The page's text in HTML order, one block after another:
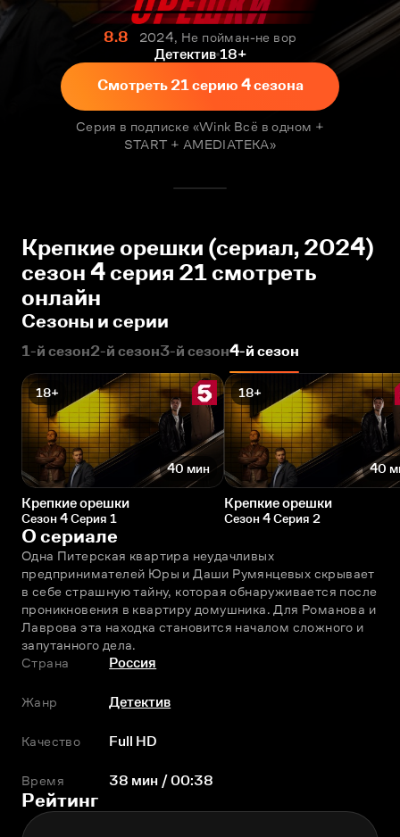
8.8
2024, Не пойман-не вор
Детектив 18+
Смотреть 21 серию 4 сезона
Серия в подписке «Wink Всё в одном +
START + AMEDIATEKA»
Крепкие орешки (сериал, 2024)
сезон 4 серия 21 смотреть
онлайн
Сезоны и серии
1-й сезон2-й сезон3-й сезон4-й сезон
18+
40 мин
Крепкие орешки
Сезон 4 Серия 1
18+
40
Крепкие орешки
Сезон 4 Серия 2
О сериале
Одна Питерская квартира неудачливых
предпринимателей Юры и Даши Румянцевых скрывает
в себе страшную тайну, которая обнаруживается после
проникновения в квартиру домушника. Для Романова и
Лаврова эта находка становится началом сложного и
запутанного дела.
Страна
Россия
Жанр Детектив
Качество Full HD
Время 38 мин / 00:38
Рейтинг